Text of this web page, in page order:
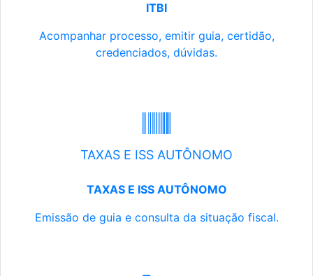
ITBI
Acompanhar processo, emitir guia, certidão,
credenciados, dúvidas.
TAXAS E ISS AUTÔNOMO
TAXAS E ISS AUTÔNOMO
Emissão de guia e consulta da situação fiscal.